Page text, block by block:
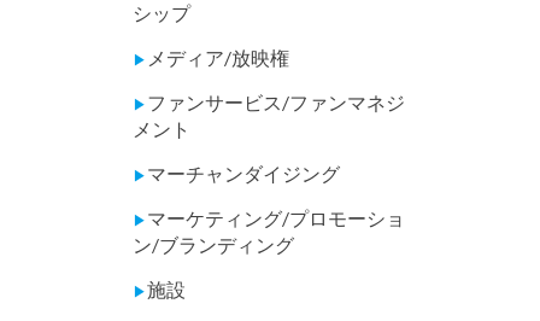
シップ
▶ メディア/放映権
▶ ファンサービス/ファンマネジ
メント
▶ マーチャンダイジング
▶ マーケティング/プロモーショ
ン/ブランディング
▶施設